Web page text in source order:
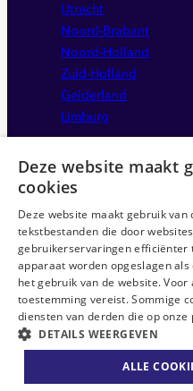
Utrecht
Noord-Brabant
Noord-Holland
Zuid-Holland
Gelderland
Limburg
Anti-
Deze website maakt
cookies
Deze website maakt gebruik van
tekstbestanden die door
gebruikerservaringen efficiënter
apparaat worden opgeslagen
het gebruik van de website.
toestemming vereist. Sommige
diensten van derden die op
DETAILS WEERGEVEN
ALLE